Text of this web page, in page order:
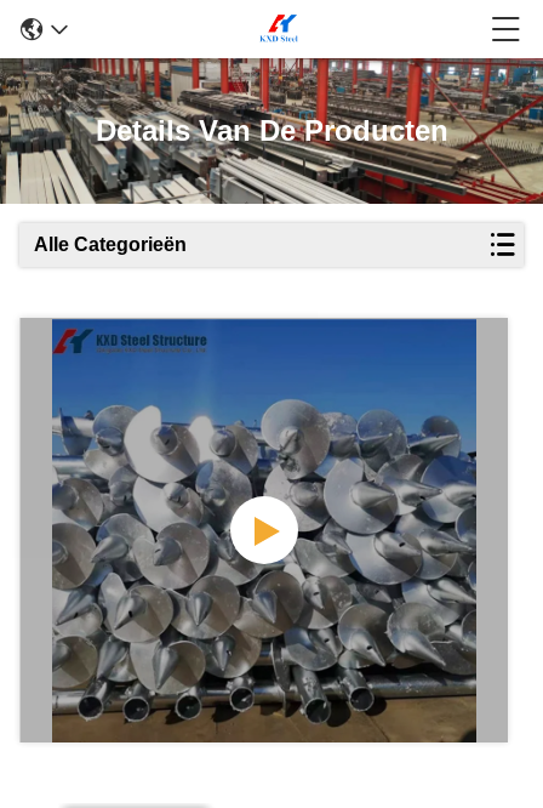
Details Van De Producten
Alle Categorieën